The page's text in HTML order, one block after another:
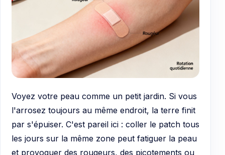
Voyez votre peau comme un petit jardin. Si vous
l'arrosez toujours au même endroit, la terre finit
par s'épuiser. C'est pareil ici : coller le patch tous
les jours sur la même zone peut fatiguer la peau
et provoquer des rougeurs, des picotements ou